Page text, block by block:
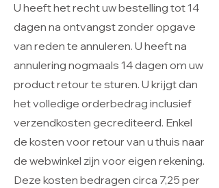
U heeft het recht uw bestelling tot 14
dagen na ontvangst zonder opgave
van reden te annuleren. U heeft na
annulering nogmaals 14 dagen om uw
product retour te sturen. U krijgt dan
het volledige orderbedrag inclusief
verzendkosten gecrediteerd. Enkel
de kosten voor retour van u thuis naar
de webwinkel zijn voor eigen rekening.
Deze kosten bedragen circa 7,25 per